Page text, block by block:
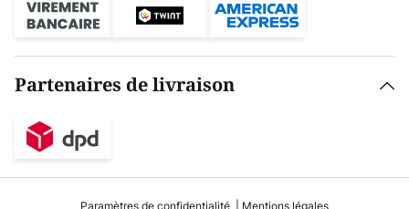
Partenaires de livraison
Paramètres de confidentialité Mentions légales